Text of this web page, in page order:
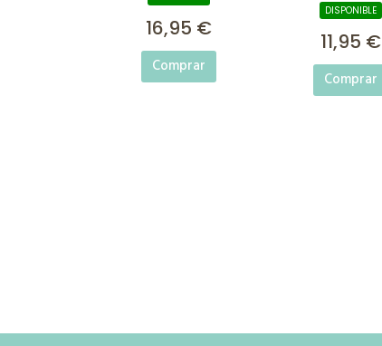
16,95 €
Comprar
DISPONIBLE
11,95 €
Comprar